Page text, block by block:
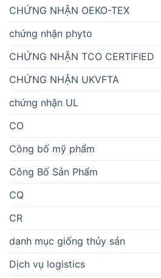
CHỨNG NHẬN OEKO-TEX
chứng nhận phyto
CHỨNG NHẬN TCO CERTIFIED
CHỨNG NHẬN UKVFTA
chứng nhận UL
CO
Công bố mỹ phẩm
Công Bố Sản Phẩm
CQ
CR
danh mục giống thủy sản
Dịch vụ logistics